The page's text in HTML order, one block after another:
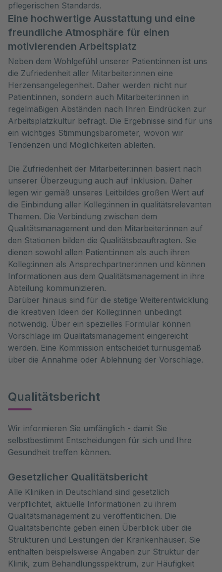
pflegerischen Standards.
Eine hochwertige Ausstattung und eine
freundliche Atmosphäre für einen
motivierenden Arbeitsplatz
Neben dem Wohlgefühl unserer Patient:innen ist uns
die Zufriedenheit aller Mitarbeiter:innen eine
Herzensangelegenheit. Daher werden nicht nur
Patient:innen, sondern auch Mitarbeiter:innen in
regelmäßigen Abständen nach Ihren Eindrücken zur
Arbeitsplatzkultur befragt. Die Ergebnisse sind für uns
ein wichtiges Stimmungsbarometer, wovon wir
Tendenzen und Möglichkeiten ableiten.
Die Zufriedenheit der Mitarbeiter:innen basiert nach
unserer Überzeugung auch auf Inklusion. Daher
legen wir gemäß unseres Leitbildes großen Wert auf
die Einbindung aller Kolleg:innen in qualitätsrelevanten
Themen. Die Verbindung zwischen dem
Qualitätsmanagement und den Mitarbeiter:innen auf
den Stationen bilden die Qualitätsbeauftragten. Sie
dienen sowohl allen Patient:innen als auch ihren
Kolleg:innen als Ansprechpartner:innen und können
Informationen aus dem Qualitätsmanagement in ihre
Abteilung kommunizieren.
Darüber hinaus sind für die stetige Weiterentwicklung
die kreativen Ideen der Kolleg:innen unbedingt
notwendig. Über ein spezielles Formular können
Vorschläge im Qualitätsmanagement eingereicht
werden. Eine Kommission entscheidet turnusgemäß
über die Annahme oder Ablehnung der Vorschläge.
Qualitätsbericht
Wir informieren Sie umfänglich - damit Sie
selbstbestimmt Entscheidungen für sich und Ihre
Gesundheit treffen können.
Gesetzlicher Qualitätsbericht
Alle Kliniken in Deutschland sind gesetzlich
verpflichtet, aktuelle Informationen zu ihrem
Qualitätsmanagement zu veröffentlichen. Die
Qualitätsberichte geben einen Überblick über die
Strukturen und Leistungen der Krankenhäuser. Sie
enthalten beispielsweise Angaben zur Struktur der
Klinik, zum Behandlungsspektrum, zur Häufigkeit